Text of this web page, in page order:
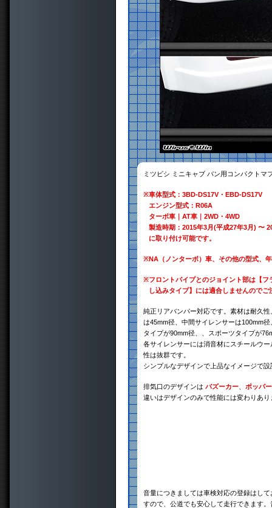
ミツビシ ミニキャブ バン用コンパクトマ
※車体型式：3BD-DS17V・EBD-DS17V
エンジン型式：R06A
ターボ車｜AT車｜2WD・4WD
製造時期：2015年3月(平成27年3月) 〜
に取り付け可能です。
※NA（ノンターボ）車、その他の型式、
※フロントパイプとのジョイント部は【
し込みタイプ】には適合しませんのでご
純正リアバンパー対応です。素材は耐久
は45mm径、中間サイレンサーは100mm
タイプが90mm径、、スポーツタイプが
各サイレンサーには消音材にスチールウ
性は抜群です。
シンプルなデザインで上品なイメージで
排気口のデザインは バズーカー
ポッパー
違いはデザインのみで性能には変わりあ
音量につきましては車検対応の登録はし
すので、公道でも安心して走行できます